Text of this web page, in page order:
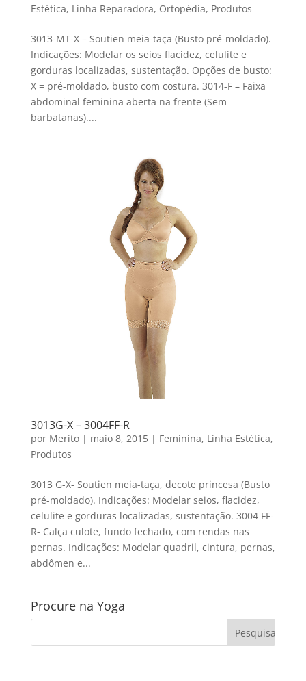
Estética, Linha Reparadora, Ortopédia, Produtos
3013-MT-X – Soutien meia-taça (Busto pré-moldado).
Indicações: Modelar os seios flacidez, celulite e
gorduras localizadas, sustentação. Opções de busto:
X = pré-moldado, busto com costura. 3014-F – Faixa
abdominal feminina aberta na frente (Sem
barbatanas)....
3013G-X – 3004FF-R
por Merito| maio 8, 2015| Feminina, Linha Estética,
Produtos
3013 G-X- Soutien meia-taça, decote princesa (Busto
pré-moldado). Indicações: Modelar seios, flacidez,
celulite e gorduras localizadas, sustentação. 3004 FF-
R- Calça culote, fundo fechado, com rendas nas
pernas. Indicações: Modelar quadril, cintura, pernas,
abdômen e...
Procure na Yoga